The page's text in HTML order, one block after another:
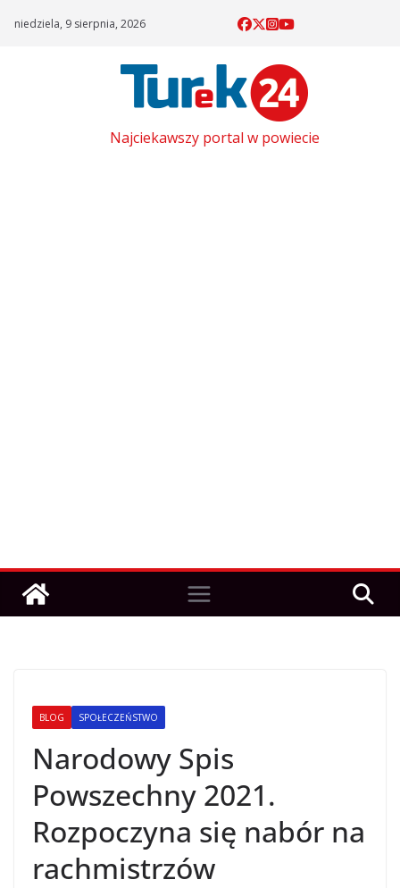
niedziela, 9 sierpnia, 2026
Najciekawszy portal w powiecie
BLOG SPOŁECZEŃSTWO
Narodowy Spis
Powszechny 2021.
Rozpoczyna się nabór na
rachmistrzów